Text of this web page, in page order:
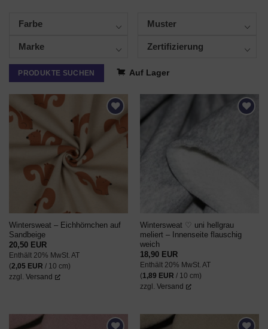
Farbe Muster
Marke Zertifizierung
PRODUKTE SUCHEN Auf Lager
AUF DEN
WUNSCHZETTEL
Wintersweat – Eichhörnchen auf
Sandbeige
20,50 EUR
Enthält 20% MwSt. AT
(2,05 EUR / 10 cm)
zzgl. Versand
Wintersweat ♡ uni hellgrau
meliert – Innenseite flauschig
weich
18,90 EUR
Enthält 20% MwSt. AT
(1,89 EUR / 10 cm)
zzgl. Versand